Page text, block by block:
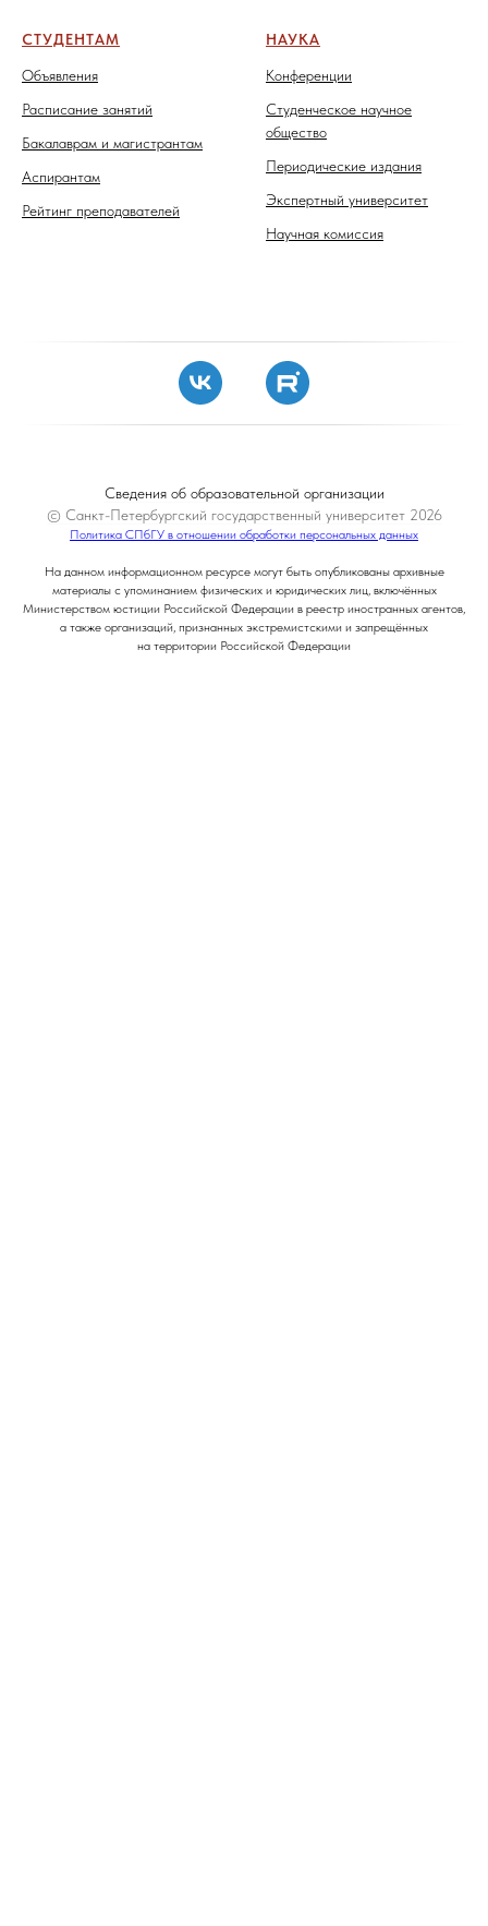
СТУДЕНТАМ
Объявления
Расписание занятий
Бакалаврам и магистрантам
Аспирантам
Рейтинг преподавателей
НАУКА
Конференции
Студенческое научное
общество
Периодические издания
Экспертный университет
Научная комиссия
Сведения об образовательной организации
© Санкт-Петербургский государственный университет 2026
Политика СПбГУ в отношении обработки персональных данных
На данном информационном ресурсе могут быть опубликованы архивные
материалы с упоминанием физических и юридических лиц, включённых
Министерством юстиции Российской Федерации в реестр иностранных агентов,
а также организаций, признанных экстремистскими и запрещённых
на территории Российской Федерации